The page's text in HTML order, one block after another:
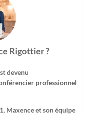
Rigottier ?
devenu
professionnel
Maxence et son équipe